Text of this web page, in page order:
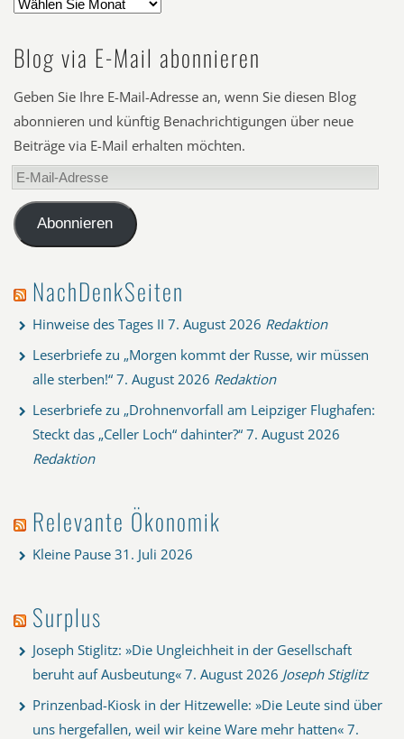
Blog via E-Mail abonnieren
Geben Sie Ihre E-Mail-Adresse an, wenn Sie diesen Blog
abonnieren und künftig Benachrichtigungen über neue
Beiträge via E-Mail erhalten möchten.
E-
Mail-
AdresseAbonnieren
NachDenkSeiten
Hinweise des Tages II 7. August 2026 Redaktion
Leserbriefe zu „Morgen kommt der Russe, wir müssen
alle sterben!“ 7. August 2026 Redaktion
Leserbriefe zu „Drohnenvorfall am Leipziger Flughafen:
Steckt das „Celler Loch“ dahinter?“ 7. August 2026
Redaktion
Relevante Ökonomik
Kleine Pause 31. Juli 2026
Surplus
Joseph Stiglitz: »Die Ungleichheit in der Gesellschaft
beruht auf Ausbeutung« 7. August 2026 Joseph Stiglitz
Prinzenbad-Kiosk in der Hitzewelle: »Die Leute sind über
uns hergefallen, weil wir keine Ware mehr hatten« 7.